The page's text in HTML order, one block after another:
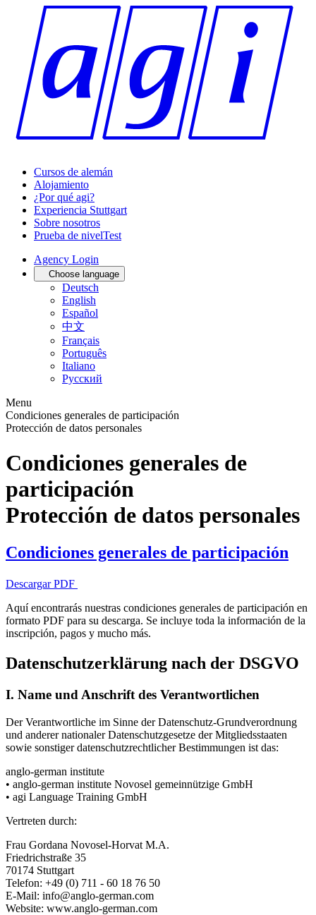
Cursos de alemán
Alojamiento
¿Por qué agi?
Experiencia Stuttgart
Sobre nosotros
Prueba de nivelTest
Agency Login
Choose language
Deutsch
English
Español
中文
Français
Português
Italiano
Русский
Menu
Condiciones generales de participación
Protección de datos personales
Condiciones generales de
participación
Protección de datos personales
Condiciones generales de participación
Descargar PDF
Aquí encontrarás nuestras condiciones generales de participación en
formato PDF para su descarga. Se incluye toda la información de la
inscripción, pagos y mucho más.
Datenschutzerklärung nach der DSGVO
I. Name und Anschrift des Verantwortlichen
Der Verantwortliche im Sinne der Datenschutz-Grundverordnung
und anderer nationaler Datenschutzgesetze der Mitgliedsstaaten
sowie sonstiger datenschutzrechtlicher Bestimmungen ist das:
anglo-german institute
• anglo-german institute Novosel gemeinnützige GmbH
• agi Language Training GmbH
Vertreten durch:
Frau Gordana Novosel-Horvat M.A.
Friedrichstraße 35
70174 Stuttgart
Telefon: +49 (0) 711 - 60 18 76 50
E-Mail: info@anglo-german.com
Website: www.anglo-german.com